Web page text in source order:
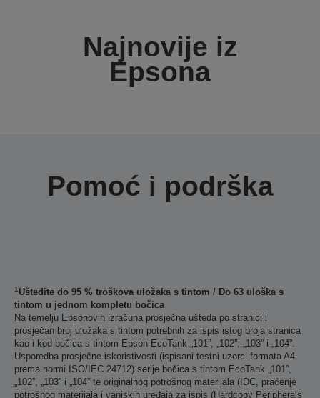
Najnovije iz
Epsona
Pomoć i podrška
1 Uštedite do 95 % troškova uložaka s tintom / Do 63 uloška s
tintom u jednom kompletu bočica
Na temelju Epsonovih izračuna prosječna ušteda po stranici i
prosječan broj uložaka s tintom potrebnih za ispis istog broja stranica
kao i kod bočica s tintom Epson EcoTank „101”, „102”, „103” i „104”.
Usporedba prosječne iskoristivosti (ispisani testni uzorci formata A4
prema normi ISO/IEC 24712) serije bočica s tintom EcoTank „101”,
„102”, „103” i „104” te originalnog potrošnog materijala (IDC, praćenje
potrošnog materijala i vanjskih uređaja za ispis (Hardcopy Peripherals